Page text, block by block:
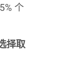
个
择取